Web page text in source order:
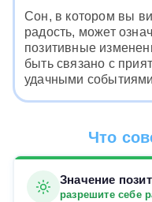
Сон, в котором вы
радость, может
позитивные
быть связано с
удачными
Что
Значение
разрешите себе